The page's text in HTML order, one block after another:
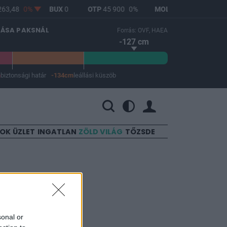
or
0% BUX0 OTP45 900 0% MOL
PAKSNÁL Forrás: OVF, HAEA
-127 cm
biztonsági határ -134cm leállási küszöb
ÜZLET INGATLAN ZÖLD VILÁG TŐZSDE